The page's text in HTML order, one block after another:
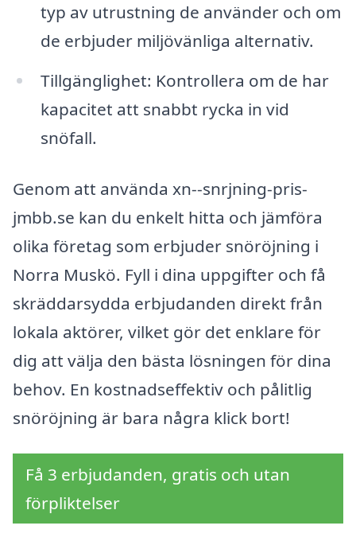
typ av utrustning de använder och om
de erbjuder miljövänliga alternativ.
Tillgänglighet: Kontrollera om de har
kapacitet att snabbt rycka in vid
snöfall.
Genom att använda xn--snrjning-pris-
jmbb.se kan du enkelt hitta och jämföra
olika företag som erbjuder snöröjning i
Norra Muskö. Fyll i dina uppgifter och få
skräddarsydda erbjudanden direkt från
lokala aktörer, vilket gör det enklare för
dig att välja den bästa lösningen för dina
behov. En kostnadseffektiv och pålitlig
snöröjning är bara några klick bort!
Få 3 erbjudanden, gratis och utan
förpliktelser